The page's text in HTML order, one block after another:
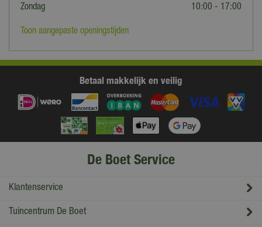
Zondag
10:00 - 17:00
Toon aangepaste openingstijden
Betaal makkelijk en veilig
De Boet Service
Klantenservice
Tuincentrum De Boet